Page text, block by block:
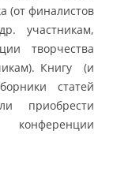
(от финалистов
участникам,
творчества
Книгу (и
статей
приобрести